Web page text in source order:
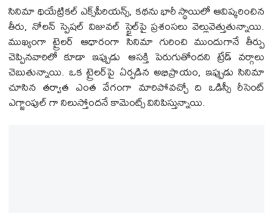
సినిమా థియేట్రికల్ ఎక్స్‌పీరియన్స్, కథను భారీ స్థాయిలో ఆవిష్కరించిన
తీరు, నోల‌న్ స్పెష‌ల్ విజువల్ స్టైల్‌పై ప్రశంసలు వెల్లువెత్తుతున్నాయి.
ముఖ్యంగా ట్రైలర్ ఆధారంగా సినిమా గురించి ముందుగానే తీర్పు
చెప్పినవారిలో కూడా ఇప్పుడు ఆసక్తి పెరుగుతోందని ట్రేడ్ వర్గాలు
చెబుతున్నాయి. ఒక ట్రైలర్‌పై ఏర్పడిన అభిప్రాయం, ఇప్పుడు సినిమా
చూసిన తర్వాత ఎంత వేగంగా మారిపోవచ్చో ది ఒడిస్సీ రీసెంట్
ఎగ్జాంపుల్ గా నిలుస్తోంద‌నే కామెంట్స్ వినిపిస్తున్నాయి.